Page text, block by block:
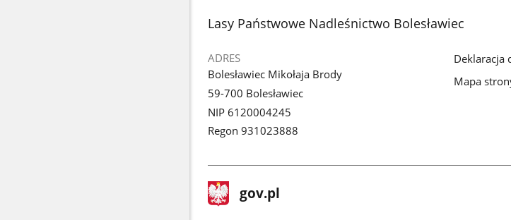
stopka
Lasy Państwowe Nadleśnictwo Bolesławiec
ADRES
Bolesławiec Mikołaja Brody
59-700 Bolesławiec
NIP 6120004245
Regon 931023888
Deklaracja
Mapa
stopka
gov.pl Strona
gov.pl